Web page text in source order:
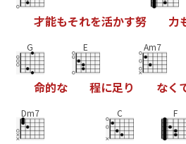
才能もそれを活かす努 力
G
命的な
E
程に足り
Am7
なく
Dm7 C F